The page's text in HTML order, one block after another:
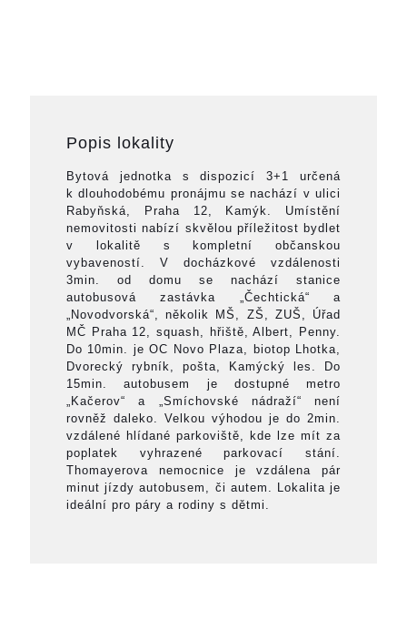
Popis lokality
Bytová jednotka s dispozicí 3+1 určená
k dlouhodobému pronájmu se nachází v ulici
Rabyňská, Praha 12, Kamýk. Umístění
nemovitosti nabízí skvělou příležitost bydlet
v lokalitě s kompletní občanskou
vybaveností. V docházkové vzdálenosti
3min. od domu se nachází stanice
autobusová zastávka „Čechtická“ a
„Novodvorská“, několik MŠ, ZŠ, ZUŠ, Úřad
MČ Praha 12, squash, hřiště, Albert, Penny.
Do 10min. je OC Novo Plaza, biotop Lhotka,
Dvorecký rybník, pošta, Kamýcký les. Do
15min. autobusem je dostupné metro
„Kačerov“ a „Smíchovské nádraží“ není
rovněž daleko. Velkou výhodou je do 2min.
vzdálené hlídané parkoviště, kde lze mít za
poplatek vyhrazené parkovací stání.
Thomayerova nemocnice je vzdálena pár
minut jízdy autobusem, či autem. Lokalita je
ideální pro páry a rodiny s dětmi.